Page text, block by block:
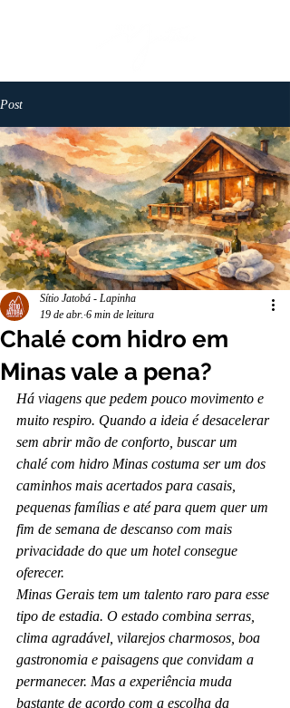
Post
Chalé com hidro em
Minas vale a pena?
Sítio Jatobá - Lapinha
19 de abr. 6 min de leitura
Há viagens que pedem pouco movimento e
muito respiro. Quando a ideia é desacelerar
sem abrir mão de conforto, buscar um
chalé com hidro Minas costuma ser um dos
caminhos mais acertados para casais,
pequenas famílias e até para quem quer um
fim de semana de descanso com mais
privacidade do que um hotel consegue
oferecer.
Minas Gerais tem um talento raro para esse
tipo de estadia. O estado combina serras,
clima agradável, vilarejos charmosos, boa
gastronomia e paisagens que convidam a
permanecer. Mas a experiência muda
bastante de acordo com a escolha da